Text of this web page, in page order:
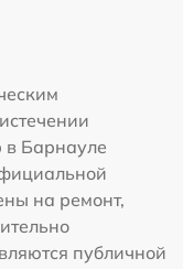
в Барнауле
на ремонт,
публичной